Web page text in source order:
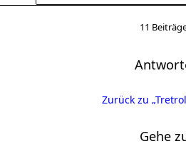
11
Zurück zu
Gehe